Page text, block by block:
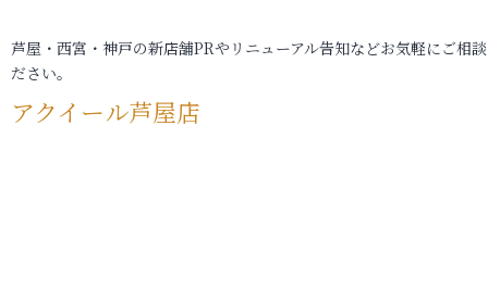
芦屋・西宮・神戸の新店舗PRやリニューアル告知などお気軽にご相
ださい。
アクイール芦屋店